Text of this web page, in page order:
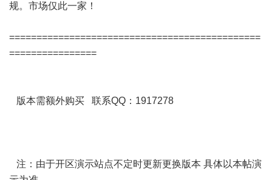
规。市场仅此一家！
==============================================
================
版本需额外购买 联系QQ：1917278
注：由于开区演示站点不定时更新更换版本 具体以本帖演